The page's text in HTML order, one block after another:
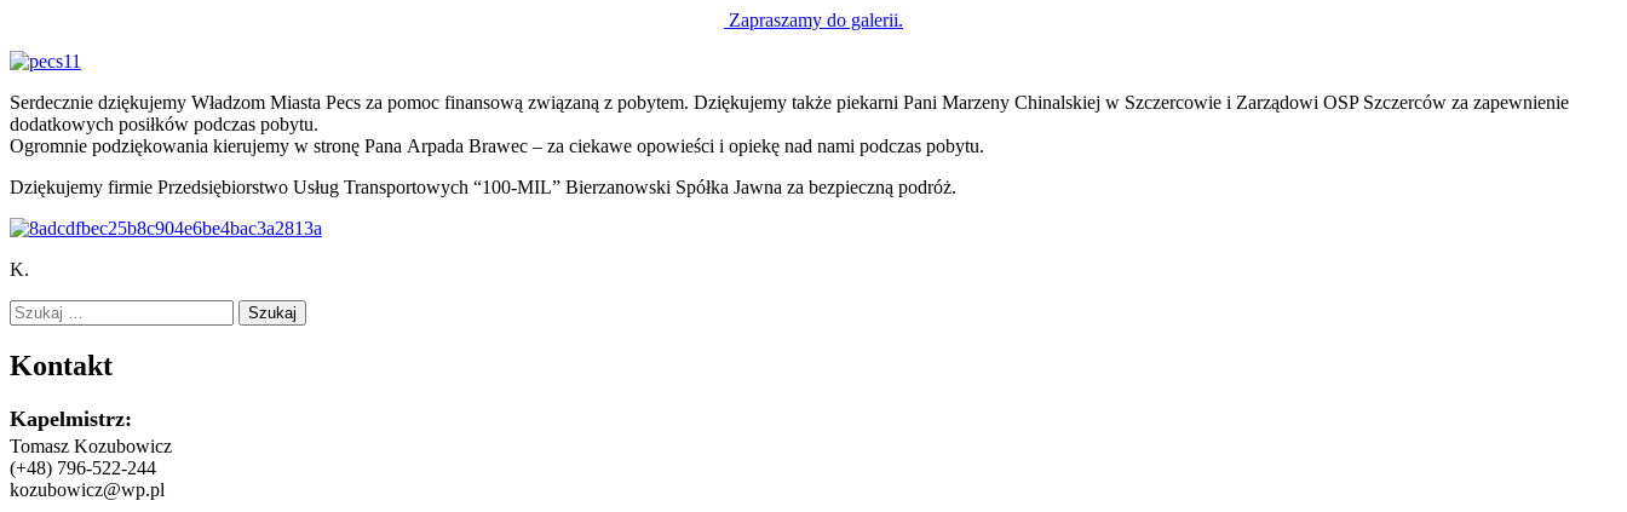
Zapraszamy do galerii.
Serdecznie dziękujemy Władzom Miasta Pecs za pomoc finansową związaną z pobytem. Dziękujemy także piekarni Pani Marzeny Chinalskiej w Szczercowie i Zarządowi OSP Szczerców za zapewnienie
dodatkowych posiłków podczas pobytu.
Ogromnie podziękowania kierujemy w stronę Pana Arpada Brawec – za ciekawe opowieści i opiekę nad nami podczas pobytu.
Dziękujemy firmie Przedsiębiorstwo Usług Transportowych “100-MIL” Bierzanowski Spółka Jawna za bezpieczną podróż.
K.
Szukaj:
Kontakt
Kapelmistrz:
Tomasz Kozubowicz
(+48) 796-522-244
kozubowicz@wp.pl